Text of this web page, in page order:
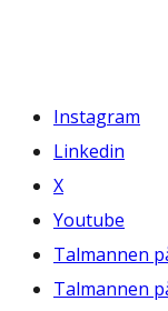
Instagram
Linkedin
X
Youtube
Talmannen
Talmannen